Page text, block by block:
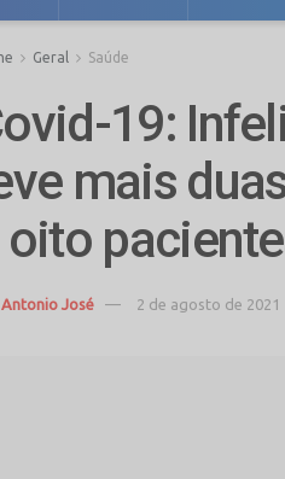
Geral Saúde
19:
mais
oito
Antonio José 2 de agosto de 2021